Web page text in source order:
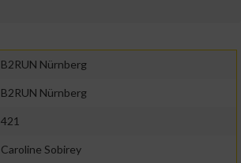
B2RUN Nürnberg
B2RUN Nürnberg
421
Caroline Sobirey